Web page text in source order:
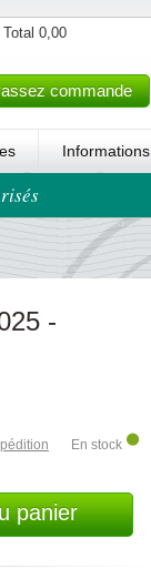
0,00
commande
Informations
-
En stock
panier